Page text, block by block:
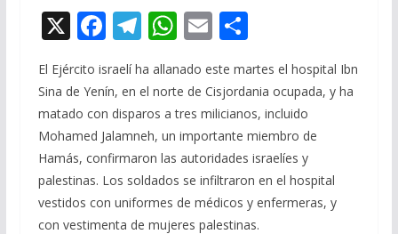
X F
ac
e
b
o
o
k
T
el
e
gr
a
m
W
h
at
s
A
p
p
E
ai
l
C
m
p
ar
ti
r
El Ejército israelí ha allanado este martes el hospital Ibn
Sina de Yenín, en el norte de Cisjordania ocupada, y ha
matado con disparos a tres milicianos, incluido
Mohamed Jalamneh, un importante miembro de
Hamás, confirmaron las autoridades israelíes y
palestinas. Los soldados se infiltraron en el hospital
vestidos con uniformes de médicos y enfermeras, y
con vestimenta de mujeres palestinas.